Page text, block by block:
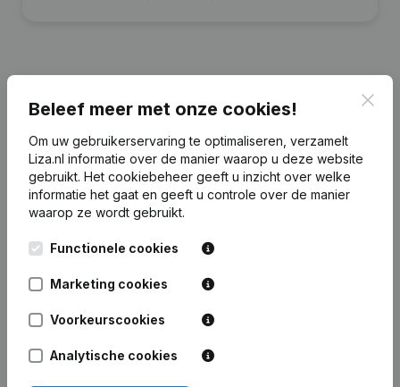
Financiële gegevens van R.G.A. Geurts
2024 2023 2022
Eigen
vermogen
Personeel 0
Beleef meer met onze cookies!
Om uw gebruikerservaring te optimaliseren, verzamelt
Liza.nl informatie over de manier waarop u deze website
gebruikt. Het cookiebeheer geeft u inzicht over welke
informatie het gaat en geeft u controle over de manier
waarop ze wordt gebruikt.
Functionele cookies
Marketing cookies
Voorkeurscookies
Analytische cookies